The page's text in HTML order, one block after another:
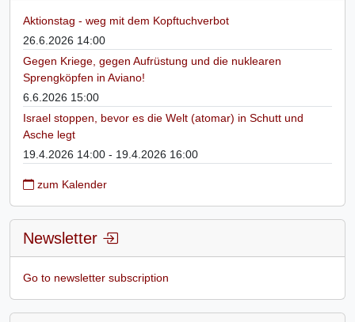
Aktionstag - weg mit dem Kopftuchverbot
26.6.2026 14:00
Gegen Kriege, gegen Aufrüstung und die nuklearen
Sprengköpfen in Aviano!
6.6.2026 15:00
Israel stoppen, bevor es die Welt (atomar) in Schutt und
Asche legt
19.4.2026 14:00 - 19.4.2026 16:00
zum Kalender
Newsletter
Go to newsletter subscription